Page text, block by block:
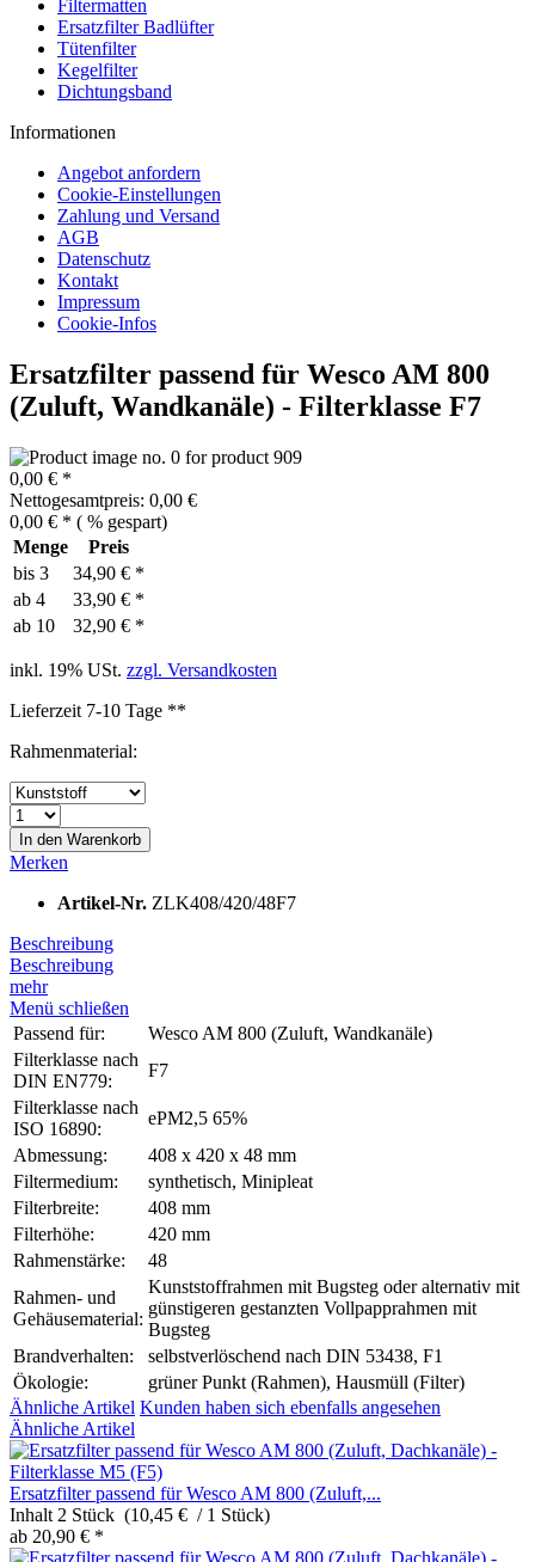
Filtermatten
Ersatzfilter Badlüfter
Tütenfilter
Kegelfilter
Dichtungsband
Informationen
Angebot anfordern
Cookie-Einstellungen
Zahlung und Versand
AGB
Datenschutz
Kontakt
Impressum
Cookie-Infos
Ersatzfilter passend für Wesco AM 800
(Zuluft, Wandkanäle) - Filterklasse F7
0,00 € *
Nettogesamtpreis: 0,00 €
0,00 € * ( % gespart)
Menge
Preis
bis 3
34,90 € *
ab 4
33,90 € *
ab 10 32,90 € *
inkl. 19% USt. zzgl. Versandkosten
Lieferzeit 7-10 Tage **
Rahmenmaterial:
In den Warenkorb
Merken
Artikel-Nr. ZLK408/420/48F7
Beschreibung
Beschreibung
mehr
Menü schließen
Passend für:
Wesco AM 800 (Zuluft, Wandkanäle)
Filterklasse nach
DIN EN779:
F7
Filterklasse nach
ISO 16890:
ePM2,5 65%
Abmessung:
408 x 420 x 48 mm
Filtermedium:
synthetisch, Minipleat
Filterbreite:
408 mm
Filterhöhe:
420 mm
Rahmenstärke:
48
Rahmen- und
Gehäusematerial:
Kunststoffrahmen mit Bugsteg oder alternativ mit
günstigeren gestanzten Vollpapprahmen mit
Bugsteg
Brandverhalten:
selbstverlöschend nach DIN 53438, F1
Ökologie:
grüner Punkt (Rahmen), Hausmüll (Filter)
Ähnliche Artikel Kunden haben sich ebenfalls angesehen
Ähnliche Artikel
Ersatzfilter passend für Wesco AM 800 (Zuluft,...
Inhalt 2 Stück (10,45 € / 1 Stück)
ab 20,90 € *